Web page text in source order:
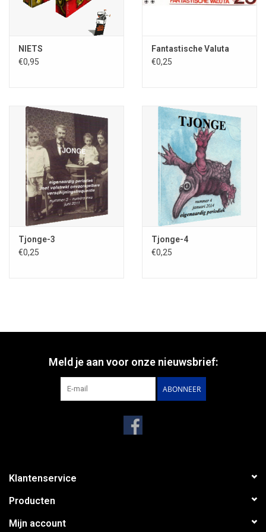
OP: Indien u prijsstelt op toezending van ditRareDingetjeen u
bent als abonnee op het tijdschrift
bereid enige tijd geduld te betrachten, door ons toestemming te
verlenen de
mee te sturen met uw eerstvolgende
nummer van dat periodiek, dan kunt u met behulp van de
het doorlopen van het bestelproces.
Indien u terstond toezending verkiest, kunt u uiteraard een
reguliere bestelling plaatsen (dus inclusief verzendkosten) en dan
sturen wij u binnen een werkdag de
NIETS REFILLtoe.
RareDingetjes-reeks
Via deRare Dingetjes-reeks
biedt de Stichting Fantastische
Vertellingen een springplank voor nieuw of miskend oorspronkelijk
Nederlandstalig talent op het gebied van fantastische literatuur en
kunst. De objecten in deze reeks beogen de creativiteit te
NIETS
€0,95
Fantastische Valuta
€0,25
Tjonge-3
€0,25
Tjonge-4
€0,25
Meld je aan voor onze nieuwsbrief:
ABONNEER
Klantenservice
Producten
Mijn account